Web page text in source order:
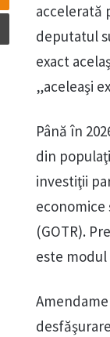
accelerată
deputatul
exact
„aceleaşi
Până în
din
investiţii
economice
(GOTR).
este
Tipărește